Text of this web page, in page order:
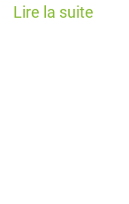
Lire la suite